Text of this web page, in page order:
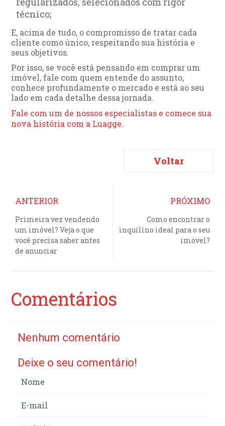
técnico;
E, acima de tudo, o compromisso de tratar cada
cliente como único, respeitando sua história e
seus objetivos.
Por isso, se você está pensando em comprar um
imóvel, fale com quem entende do assunto,
conhece profundamente o mercado e está ao seu
lado em cada detalhe dessa jornada.
Fale com um de nossos especialistas e comece sua
nova história com a Luagge.
Voltar
ANTERIOR
Primeira vez vendendo
um imóvel? Veja o que
você precisa saber antes
de anunciar
PRÓXIMO
Como encontrar o
inquilino ideal para o seu
imóvel?
Comentários
Nenhum comentário
Deixe o seu comentário!